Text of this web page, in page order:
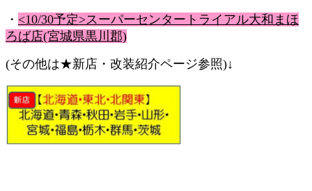
・ <10/30予定>スーパーセンタートライアル大和まほ
ろば店(宮城県黒川郡)
(その他は★新店・改装紹介ページ参照)↓